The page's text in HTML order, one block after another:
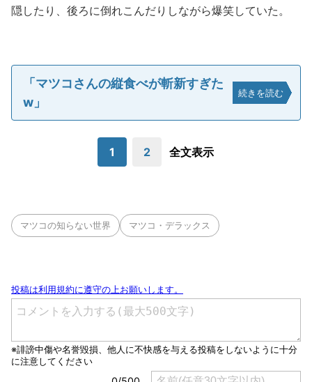
隠したり、後ろに倒れこんだりしながら爆笑していた。
「マツコさんの縦食べが斬新すぎた
w」
続きを読む
1 2 全文表示
マツコの知らない世界 マツコ・デラックス